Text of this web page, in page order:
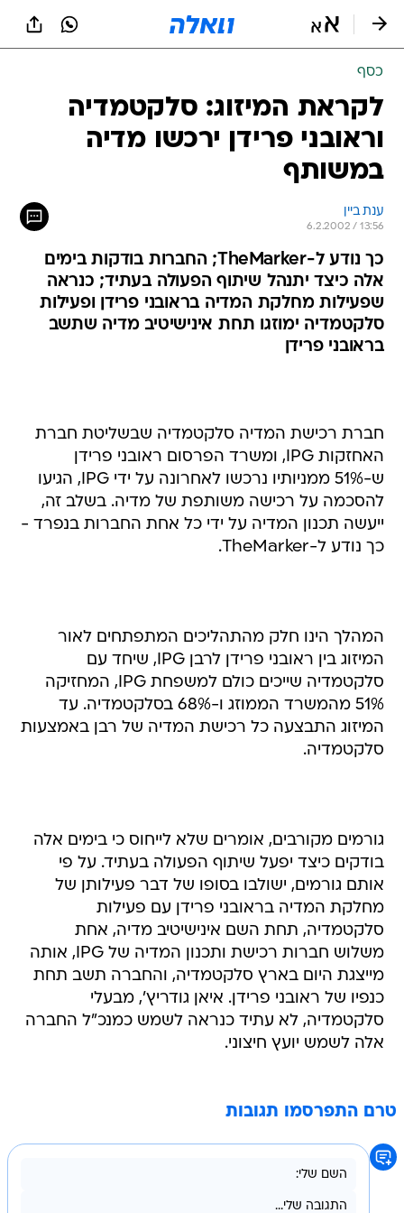
כסף
לקראת המיזוג: סלקטמדיה
וראובני פרידן ירכשו מדיה
במשותף
ענת ביין
6.2.2002 / 13:56
כך נודע ל-TheMarker; החברות בודקות בימים
אלה כיצד יתנהל שיתוף הפעולה בעתיד; כנראה
שפעילות מחלקת המדיה בראובני פרידן ופעילות
סלקטמדיה ימוזגו תחת אינישיטיב מדיה שתשב
בראובני פרידן
חברת רכישת המדיה סלקטמדיה שבשליטת חברת
האחזקות IPG, ומשרד הפרסום ראובני פרידן
ש-51% ממניותיו נרכשו לאחרונה על ידי IPG, הגיעו
להסכמה על רכישה משותפת של מדיה. בשלב זה,
ייעשה תכנון המדיה על ידי כל אחת החברות בנפרד -
כך נודע ל-TheMarker.
המהלך הינו חלק מהתהליכים המתפתחים לאור
המיזוג בין ראובני פרידן לרבן IPG, שיחד עם
סלקטמדיה שייכים כולם למשפחת IPG, המחזיקה
51% מהמשרד הממוזג ו-68% בסלקטמדיה. עד
המיזוג התבצעה כל רכישת המדיה של רבן באמצעות
סלקטמדיה.
גורמים מקורבים, אומרים שלא לייחוס כי בימים אלה
בודקים כיצד יפעל שיתוף הפעולה בעתיד. על פי
אותם גורמים, ישולבו בסופו של דבר פעילותן של
מחלקת המדיה בראובני פרידן עם פעילות
סלקטמדיה, תחת השם אינישיטיב מדיה, אחת
משלוש חברות רכישת ותכנון המדיה של IPG, אותה
מייצגת היום בארץ סלקטמדיה, והחברה תשב תחת
כנפיו של ראובני פרידן. איאן גודריץ', מבעלי
סלקטמדיה, לא עתיד כנראה לשמש כמנכ"ל החברה
אלה לשמש יועץ חיצוני.
טרם התפרסמו תגובות